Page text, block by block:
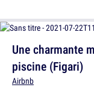
Une charmante
piscine (Figari)
Airbnb